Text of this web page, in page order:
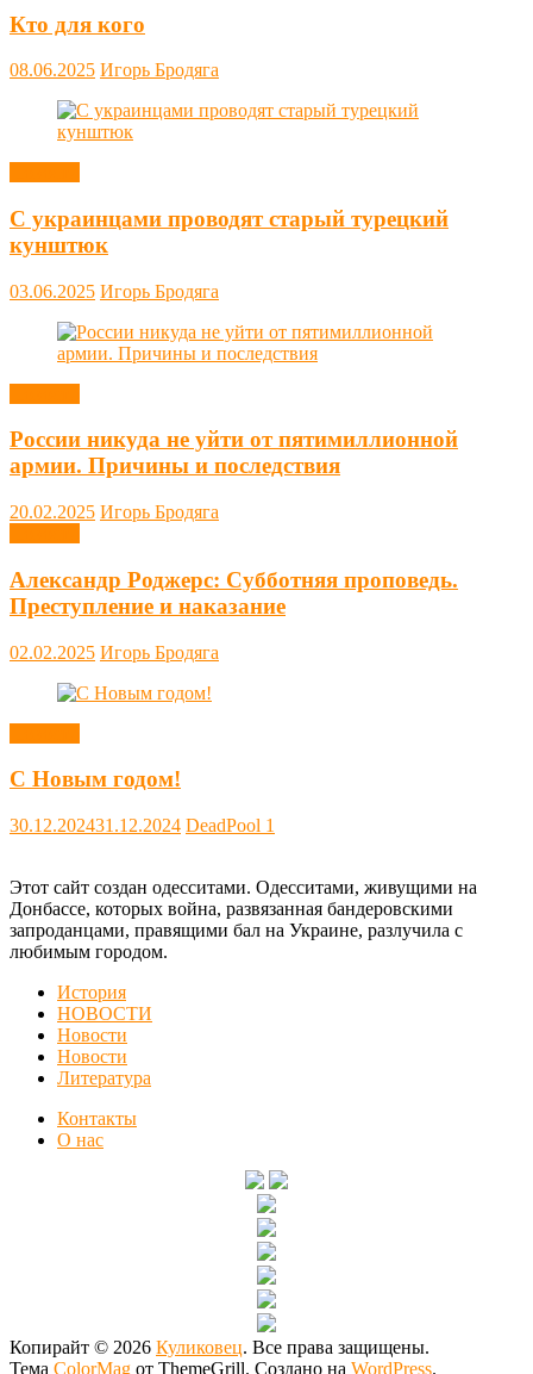
Кто для кого
08.06.2025 Игорь Бродяга
С украинцами проводят старый турецкий
кунштюк
03.06.2025 Игорь Бродяга
России никуда не уйти от пятимиллионной
армии. Причины и последствия
20.02.2025 Игорь Бродяга
Александр Роджерс: Субботняя проповедь.
Преступление и наказание
02.02.2025 Игорь Бродяга
С Новым годом!
30.12.202431.12.2024 DeadPool 1
Этот сайт создан одесситами. Одесситами, живущими на
Донбассе, которых война, развязанная бандеровскими
запроданцами, правящими бал на Украине, разлучила с
любимым городом.
История
НОВОСТИ
Новости
Новости
Литература
Контакты
О нас
Копирайт © 2026 Куликовец. Все права защищены.
Тема ColorMag от ThemeGrill. Создано на WordPress.